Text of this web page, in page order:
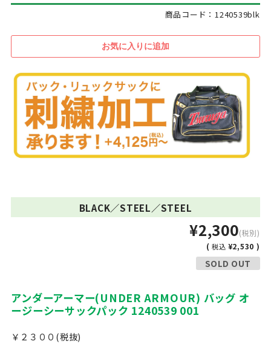
商品コード：1240539blk
BLACK／STEEL／STEEL
¥2,300(税別)
(税込 ¥2,530 )
SOLD OUT
アンダーアーマー(UNDER ARMOUR) バッグ オ
ージーシーサックパック 1240539 001
￥２３００(税抜)